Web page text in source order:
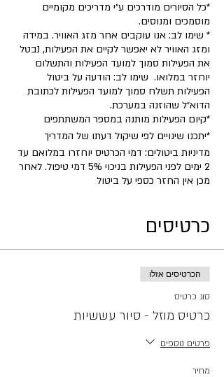
*כל הסיורים מודרכים ע״י מדריכים מקומיים
מוסמכים ומנוסים.
* שימו לב: אנו עוקבים אחר מזג האוויר. במידה
ומזג האוויר לא יאפשר לקיים את הפעילות, נבטל
את הפעילות סמוך למועד הפעילות והתשלום
יוחזר במלואו. שימו לב: הודעה על ביטול
הפעילות תשלח סמוך למועד הפעילות לכתובת
הדוא״ל שהוזנה במערכת.
​*קיום הפעילות מותנה במספר המשתתפים
*יתכנו שינויים לפי שיקול דעתו של המדריך
מדיניות ביטולים: דמי הכרטיס יוחזרו במלואם עד
2 ימים לפני הפעילות בניכוי 5% דמי טיפול. לאחר
מכן אין החזר כספי על ביטול
כרטיסים
הכרטיסים אזלו
סוג כרטיס
כרטיס מוזל - סיור עששיות
פרטים נוספים
מחיר